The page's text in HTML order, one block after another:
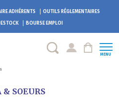
ADHÉRENTS
OUTILS RÉGLEMENTAIRES
BOURSE EMPLOI
MENU
SOEURS